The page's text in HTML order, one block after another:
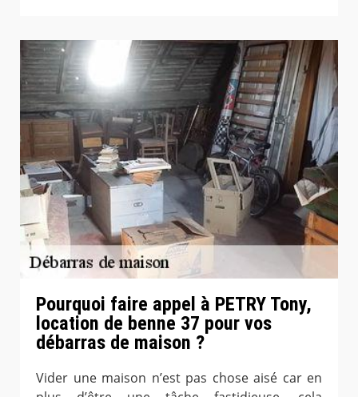
Pourquoi faire appel à PETRY Tony,
location de benne 37 pour vos
débarras de maison ?
Vider une maison n’est pas chose aisé car en